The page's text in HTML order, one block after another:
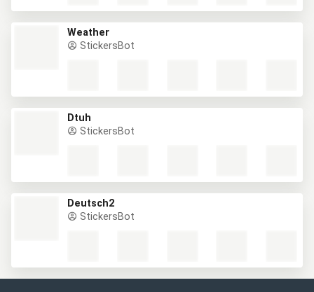
Weather
StickersBot
Dtuh
StickersBot
Deutsch2
StickersBot